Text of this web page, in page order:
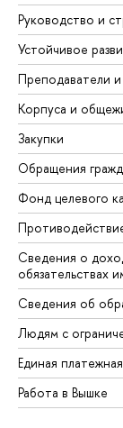
Руководство и
Устойчивое
Преподаватели
Корпуса и
Закупки
Обращения
Фонд целевого
Сведения о
обязательствах
Сведения об
Людям с
Единая
Работа в Вышке